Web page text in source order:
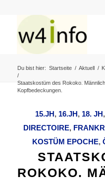
Du bist hier: Startseite / Aktuell /
/
Staatskostüm des Rokoko.
Kopfbedeckungen.
15.JH, 16.JH, 18. JH,
DIRECTOIRE,
KOSTÜM EPOCHE,
ROKOKO.